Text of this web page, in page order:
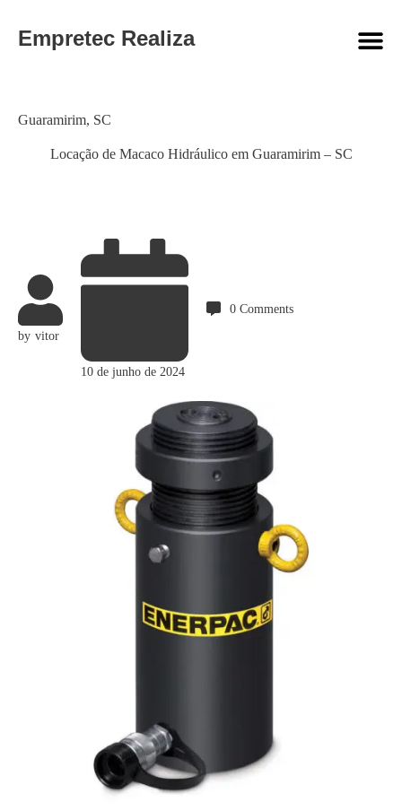
Empretec Realiza
Locação de Macaco Hidráulico em Guaramirim – SC
Category
Guaramirim, SC
by vitor
10 de junho de 2024
0 Comments